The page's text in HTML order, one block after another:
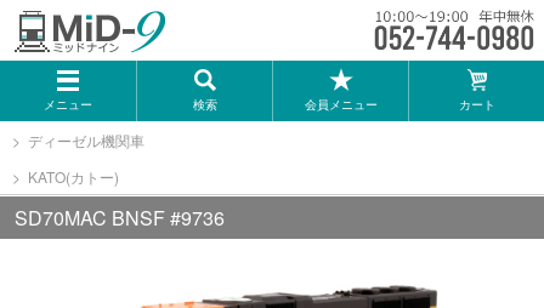
メニュー 検索 会員メニュー カート
メーカー一覧
TOMIX
KATO
ディーゼル機関車
KATO(カトー)
SD70MAC BNSF #9736